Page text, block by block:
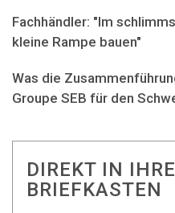
Fachhändler: "Im
kleine Rampe bauen"
Was die
Groupe SEB für den
DIREKT IN
BRIEFKASTEN